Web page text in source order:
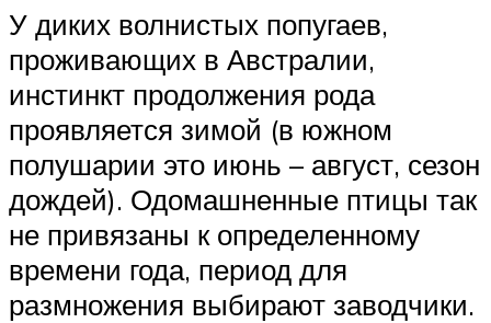
У диких волнистых попугаев,
проживающих в Австралии,
инстинкт продолжения рода
проявляется зимой (в южном
полушарии это июнь – август, сезон
дождей). Одомашненные птицы так
не привязаны к определенному
времени года, период для
размножения выбирают заводчики.